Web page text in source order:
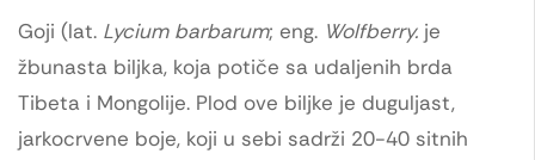
Goji (lat. Lycium barbarum; eng. Wolfberry. je
žbunasta biljka, koja potiče sa udaljenih brda
Tibeta i Mongolije. Plod ove biljke je duguljast,
jarkocrvene boje, koji u sebi sadrži 20-40 sitnih